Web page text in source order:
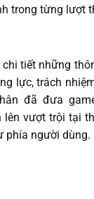
trong từng lượt
tiết những
lực, trách
đã đưa
lên vượt trội tại
phía người dùng.